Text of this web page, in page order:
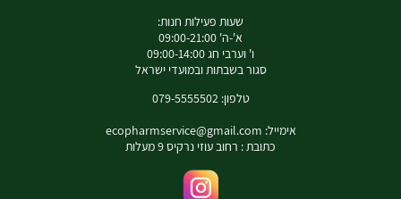
שעות פעילות חנות:
א'-ה' 09:00-21:00
ו' וערבי חג 09:00-14:00
סגור בשבתות ובמועדי ישראל
טלפון: 079-5555502
אימייל: ecopharmservice@gmail.com
כתובת : רחוב עוזי נרקיס 9 מעלות